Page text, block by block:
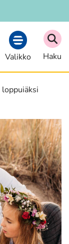
Valikko
Haku